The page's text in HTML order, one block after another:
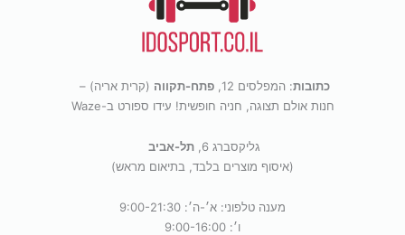
כתובות: המפלסים 12, פתח-תקווה (קרית אריה) –
חנות אולם תצוגה, חניה חופשית! עידו ספורט ב-Waze
גליקסברג 6,
תל-אביב
(איסוף מוצרים בלבד, בתיאום מראש)
מענה טלפוני: א׳-ה׳: 9:00-21:30
ו׳: 9:00-16:00